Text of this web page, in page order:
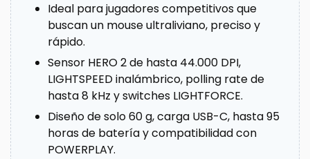
Ideal para jugadores competitivos que
buscan un mouse ultraliviano, preciso y
rápido.
Sensor HERO 2 de hasta 44.000 DPI,
LIGHTSPEED inalámbrico, polling rate de
hasta 8 kHz y switches LIGHTFORCE.
Diseño de solo 60 g, carga USB-C, hasta 95
horas de batería y compatibilidad con
POWERPLAY.